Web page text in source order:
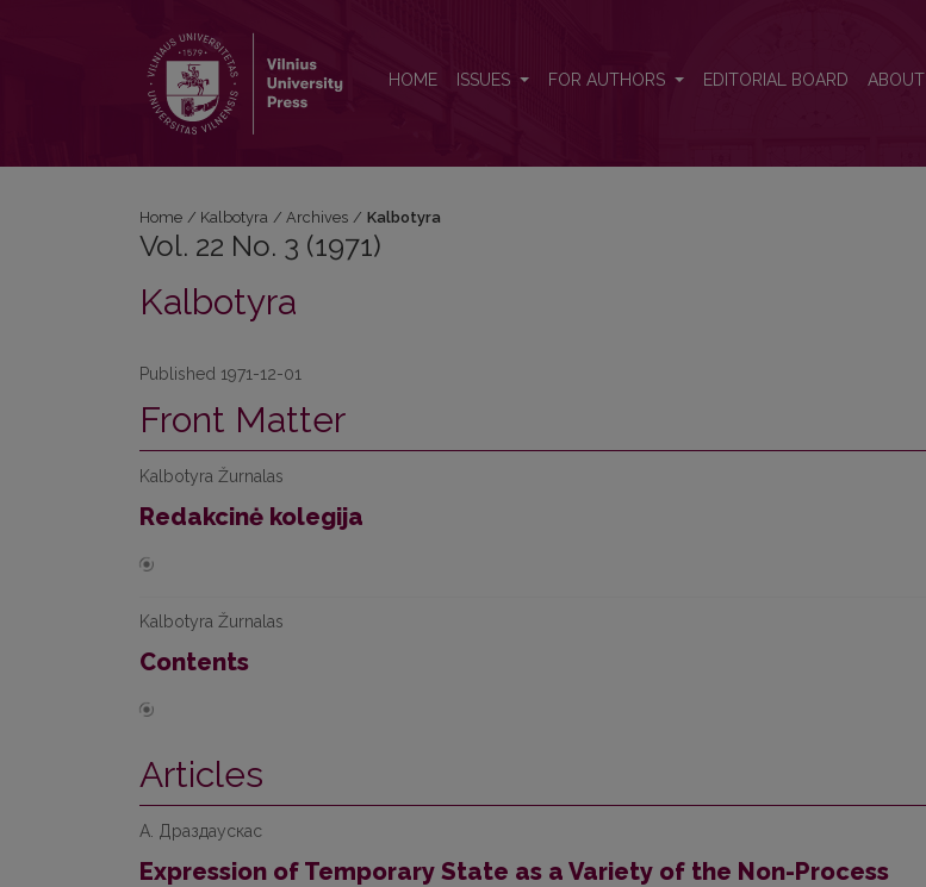
HOME ISSUES FOR AUTHORS EDITORIAL BOARD ABOUT
Home / Kalbotyra / Archives / Kalbotyra
Vol. 22 No. 3 (1971)
Kalbotyra
Published 1971-12-01
Front Matter
Kalbotyra Žurnalas
Redakcinė kolegija
Kalbotyra Žurnalas
Contents
Articles
А. Драздаускас
Expression of Temporary State as a Variety of the Non-Process